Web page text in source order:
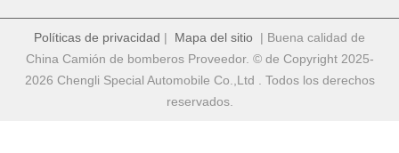
Políticas de privacidad | Mapa del sitio | Buena calidad de
China Camión de bomberos Proveedor. © de Copyright 2025-
2026 Chengli Special Automobile Co.,Ltd . Todos los derechos
reservados.